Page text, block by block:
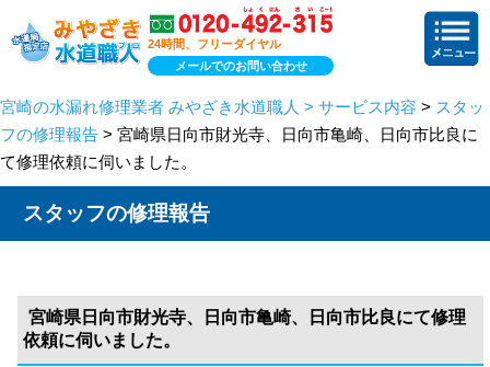
24時間、フリーダイヤル
メールでのお問い合わせ
宮崎の水漏れ修理業者 みやざき水道職人 > サービス内容 > スタッ
フの修理報告 > 宮崎県日向市財光寺、日向市亀崎、日向市比良に
て修理依頼に伺いました。
スタッフの修理報告
宮崎県日向市財光寺、日向市亀崎、日向市比良にて修理
依頼に伺いました。